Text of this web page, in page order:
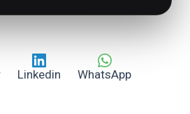
Linkedin WhatsApp